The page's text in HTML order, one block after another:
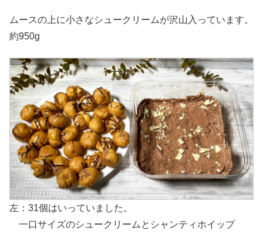
ムースの上に小さなシュークリームが沢山入っています。
約950g
左：31個はいっていました。
一口サイズのシュークリームとシャンティホイップ